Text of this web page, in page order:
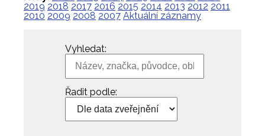
2019 2018 2017 2016 2015 2014 2013 2012 2011
2010 2009 2008 2007 Aktuální záznamy
Vyhledat:
Řadit podle: